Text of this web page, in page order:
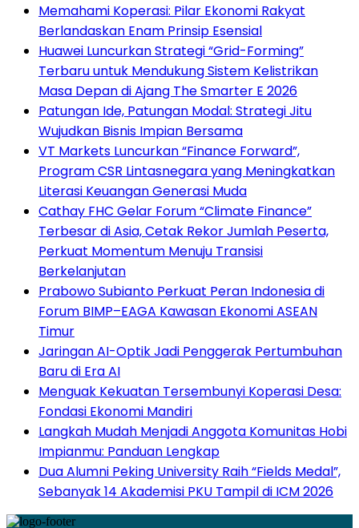
Memahami Koperasi: Pilar Ekonomi Rakyat
Berlandaskan Enam Prinsip Esensial
Huawei Luncurkan Strategi “Grid-Forming”
Terbaru untuk Mendukung Sistem Kelistrikan
Masa Depan di Ajang The Smarter E 2026
Patungan Ide, Patungan Modal: Strategi Jitu
Wujudkan Bisnis Impian Bersama
VT Markets Luncurkan “Finance Forward”,
Program CSR Lintasnegara yang Meningkatkan
Literasi Keuangan Generasi Muda
Cathay FHC Gelar Forum “Climate Finance”
Terbesar di Asia, Cetak Rekor Jumlah Peserta,
Perkuat Momentum Menuju Transisi
Berkelanjutan
Prabowo Subianto Perkuat Peran Indonesia di
Forum BIMP–EAGA Kawasan Ekonomi ASEAN
Timur
Jaringan AI-Optik Jadi Penggerak Pertumbuhan
Baru di Era AI
Menguak Kekuatan Tersembunyi Koperasi Desa:
Fondasi Ekonomi Mandiri
Langkah Mudah Menjadi Anggota Komunitas Hobi
Impianmu: Panduan Lengkap
Dua Alumni Peking University Raih “Fields Medal”,
Sebanyak 14 Akademisi PKU Tampil di ICM 2026